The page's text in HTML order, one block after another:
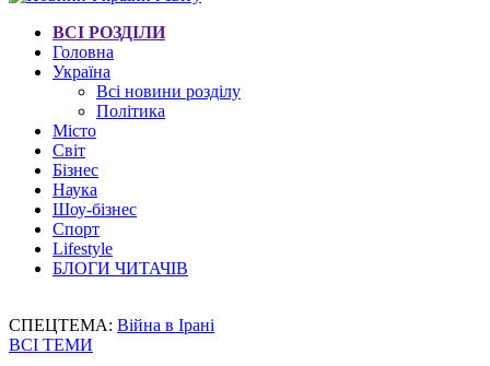
ВСІ РОЗДІЛИ
Головна
Україна
Всі новини розділу
Політика
Місто
Світ
Бізнес
Наука
Шоу-бізнес
Спорт
Lifestyle
БЛОГИ ЧИТАЧІВ
СПЕЦТЕМА: Війна в Ірані
ВСІ ТЕМИ